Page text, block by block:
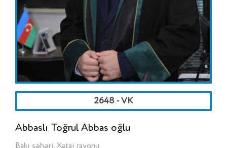
2648 - VK
Abbaslı Toğrul Abbas oğlu
Bakı şəhəri, Xətai rayonu